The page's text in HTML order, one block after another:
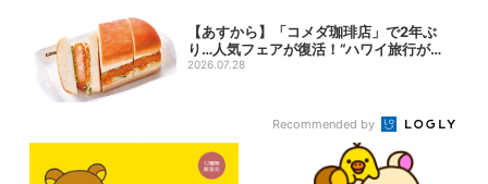
【あすから】「コメダ珈琲店」で2年ぶ
り…人気フェアが復活！“ハワイ旅行が当
たる”...
2026.07.28
Recommended by